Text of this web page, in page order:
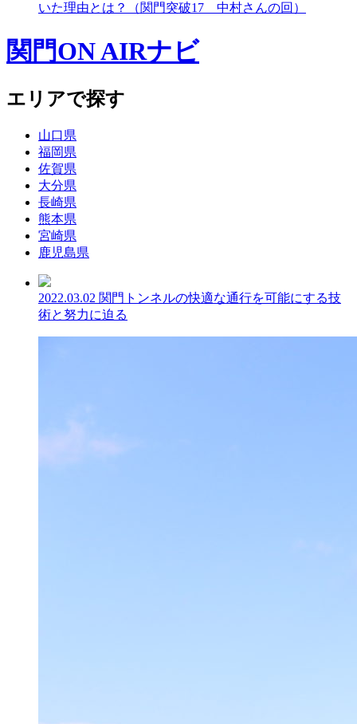
いた理由とは？（関門突破17 中村さんの回）
関門ON AIRナビ
エリアで探す
山口県
福岡県
佐賀県
大分県
長崎県
熊本県
宮崎県
鹿児島県
2022.03.02 関門トンネルの快適な通行を可能にする技
術と努力に迫る